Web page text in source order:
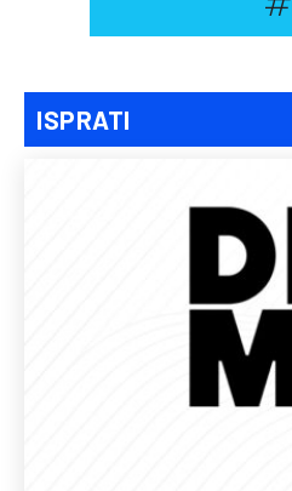
ISPRATI